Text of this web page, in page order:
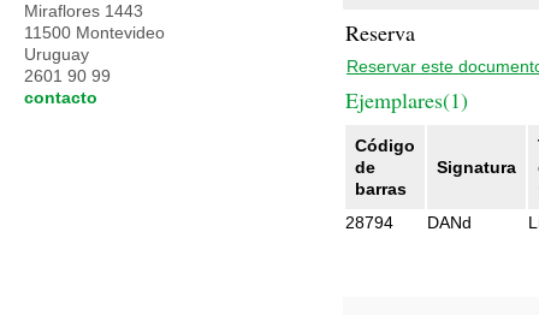
Reserva
Reservar este
Ejemplares(1)
Código
de
barras
Signatura
28794
DANd
Miraflores 1443
11500 Montevideo
Uruguay
2601 90 99
contacto